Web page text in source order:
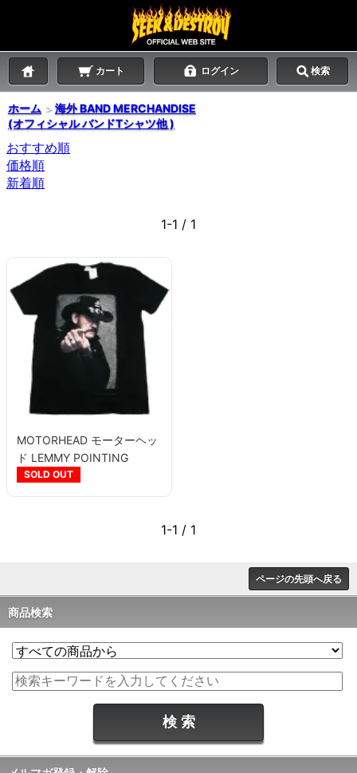
カート ログイン 検索
ホーム ＞海外 BAND MERCHANDISE
(オフィシャル バンドTシャツ他 )
おすすめ順
価格順
新着順
1-1 / 1
MOTORHEAD モーターヘッ
ド LEMMY POINTING
PHOTO Tシャツ
SOLD OUT
1-1 / 1
ページの先頭へ戻る
商品検索